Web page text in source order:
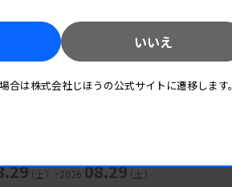
部）
（土） -2026. 08.29（土）
いいえ
は株式会社じほうの公式サイトに遷移します。